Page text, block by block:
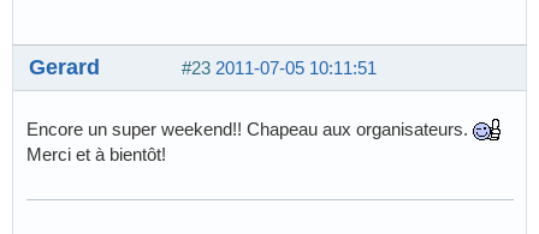
#23 2011-07-05 10:11:51
Gerard
Encore un super weekend!! Chapeau aux organisateurs.
Merci et à bientôt!